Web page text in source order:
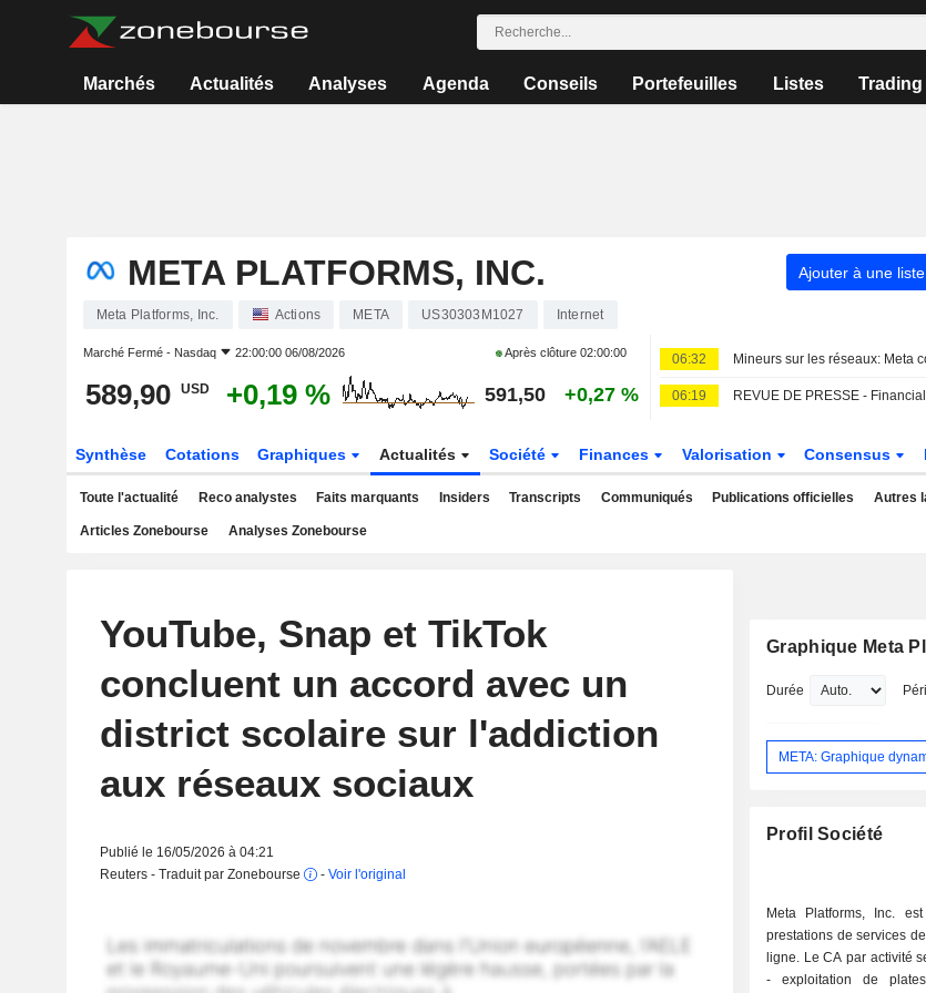
Marchés Actualités Analyses Agenda Conseils Portefeuilles Listes Trading
META PLATFORMS, INC. Ajouter à une liste
Meta Platforms, Inc. Actions META US30303M1027 Internet
Marché Fermé - Nasdaq 22:00:00 06/08/2026 Après clôture02:00:00
589,90 USD +0,19 % 591,50 +0,27 %
06:32
06:19
Synthèse Cotations Graphiques Actualités Société Finances Valorisation Consensus
Toute l'actualité Reco analystes Faits marquants Insiders Transcripts Communiqués Publications officielles Autres
Articles Zonebourse Analyses Zonebourse
YouTube, Snap et TikTok
concluent un accord avec un
district scolaire sur l'addiction
aux réseaux sociaux
Publié le 16/05/2026 à 04:21
Reuters - Traduit par Zonebourse
- Voir l'original
Graphique Meta
Durée
META: Graphique
Profil Société
Meta Platforms, Inc.
prestations de services
ligne. Le CA par activité
- exploitation de